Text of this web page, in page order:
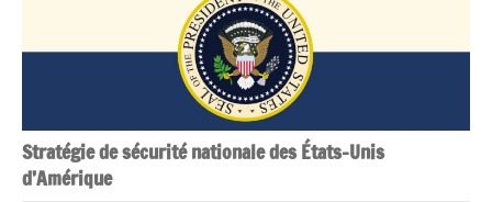
Stratégie de sécurité nationale des États-Unis
d’Amérique